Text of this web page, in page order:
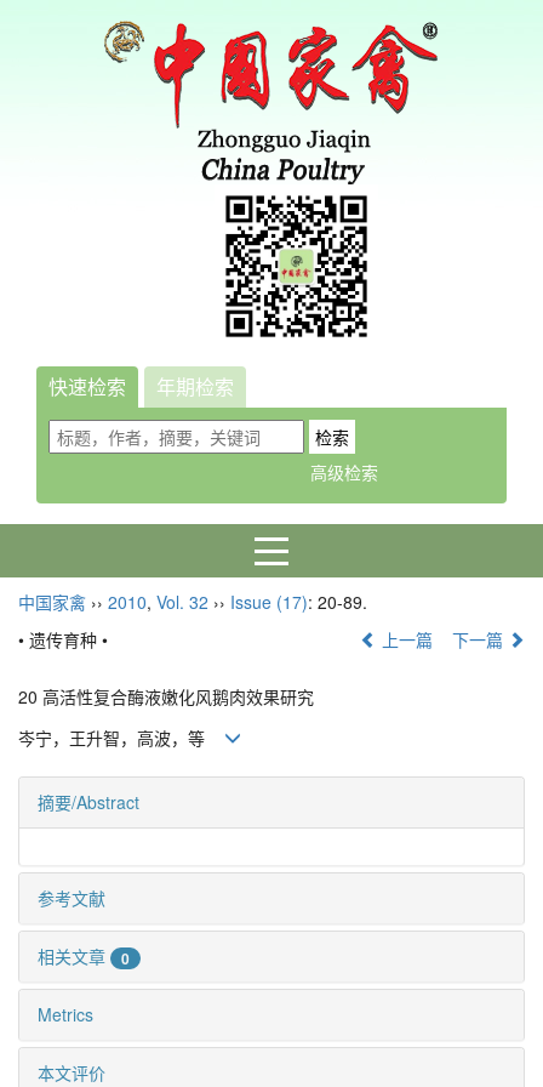
快速检索 年期检索
中国家禽 ›› 2010, Vol. 32 ›› Issue (17): 20-89.
• 遗传育种 •
上一篇 下一篇
20 高活性复合酶液嫩化风鹅肉效果研究
岑宁，王升智，高波，等
摘要/Abstract
参考文献
相关文章 0
Metrics
本文评价